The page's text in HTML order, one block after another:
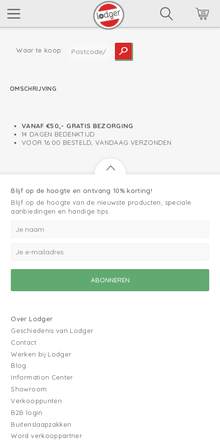
Waar te koop:
OMSCHRIJVING
VANAF €50,- GRATIS BEZORGING
14 DAGEN BEDENKTIJD
VOOR 16:00 BESTELD, VANDAAG VERZONDEN
Blijf op de hoogte en ontvang 10% korting!
Blijf op de hoogte van de nieuwste producten, speciale
aanbiedingen en handige tips.
Over Lodger
Geschiedenis van Lodger
Contact
Werken bij Lodger
Blog
Information Center
Showroom
Verkooppunten
B2B login
Buitenslaapzakken
Word verkooppartner